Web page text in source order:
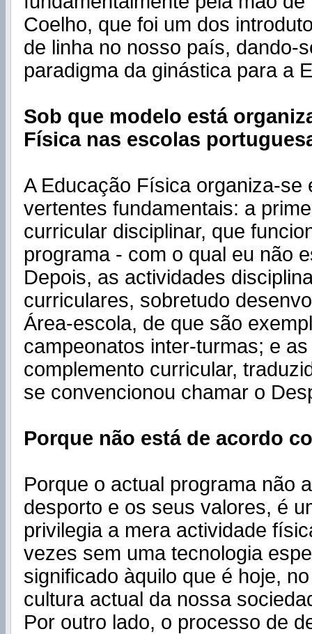
Coelho, que foi um dos
de linha no nosso país, dando-
paradigma da ginástica para a
Sob que modelo está
Física nas escolas
A Educação Física organiza-se
vertentes fundamentais: a
curricular disciplinar, que
programa - com o qual eu não
Depois, as actividades
curriculares, sobretudo
Área-escola, de que são
campeonatos inter-turmas; e
complemento curricular,
se convencionou chamar o
Porque não está de acordo
Porque o actual programa não
desporto e os seus valores, é
privilegia a mera actividade
vezes sem uma tecnologia
significado àquilo que é hoje,
cultura actual da nossa
Por outro lado, o processo de